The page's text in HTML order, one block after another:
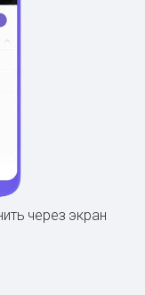
через экран